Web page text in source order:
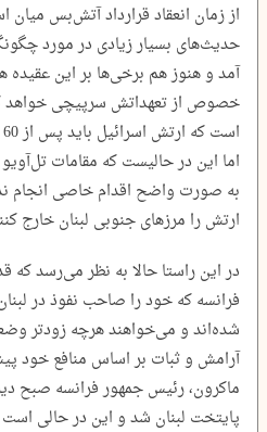
از زمان انعقاد قرارداد آتش‌بس میان
حدیث‌های بسیار زیادی در مورد
آمد و هنوز هم برخی‌ها بر این عقیده
خصوص از تعهداتش سرپیچی خواهد
اما این در حالیست که مقامات
به صورت واضح اقدام خاصی انجام
ارتش را مرزهای جنوبی لبنان خارج
در این راستا حالا به نظر می‌رسد
فرانسه که خود را صاحب نفوذ در
شده‌اند و می‌خواهند هرچه زودتر
آرامش و ثبات بر اساس منافع خود
ماکرون، رئیس جمهور فرانسه صبح
پایتخت لبنان شد و این در حالی